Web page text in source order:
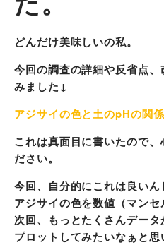
どんだけ美味しいの私。
今回の調査の詳細や反省点
みました↓
アジサイの色と土のpHの関
これは真面目に書いたので
ださい。
今回、自分的にこれは良いん
アジサイの色を数値（マンセ
次回、もっとたくさんデー
プロットしてみたいなぁと思